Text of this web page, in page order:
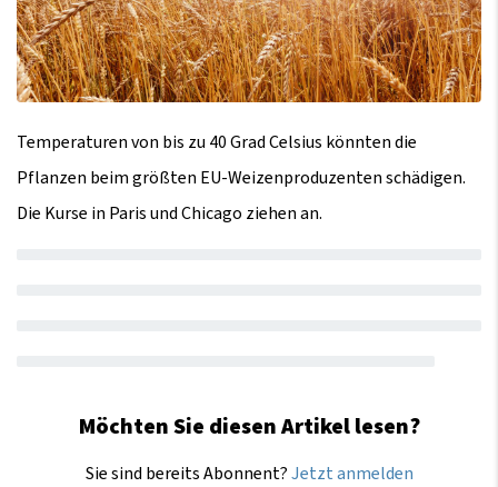
Temperaturen von bis zu 40 Grad Celsius könnten die
Pflanzen beim größten EU-Weizenproduzenten schädigen.
Die Kurse in Paris und Chicago ziehen an.
Möchten Sie diesen Artikel lesen?
Sie sind bereits Abonnent?Jetzt anmelden